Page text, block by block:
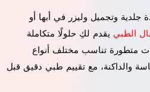
وتجميل وليزر في أبها أو
الطبي يقدم لكِ حلولًا متكاملة
متطورة تناسب مختلف أنواع
والداكنة، مع تقييم طبي دقيق قبل